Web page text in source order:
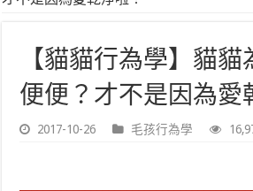
【貓貓行為學】貓
便便？才不是因為愛
2017-10-26 毛孩行為學